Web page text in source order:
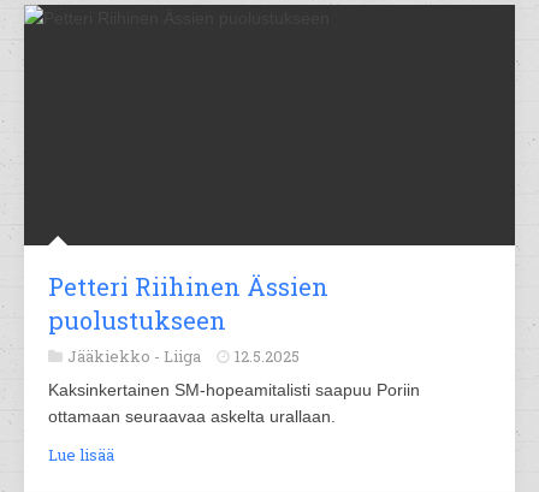
Petteri Riihinen Ässien
puolustukseen
Jääkiekko - Liiga 12.5.2025
Kaksinkertainen SM-hopeamitalisti saapuu Poriin
ottamaan seuraavaa askelta urallaan.
Lue lisää